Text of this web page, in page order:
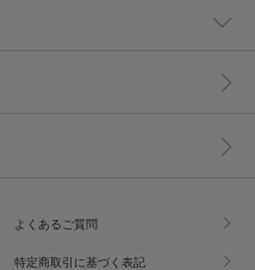
よくあるご質問
特定商取引に基づく表記